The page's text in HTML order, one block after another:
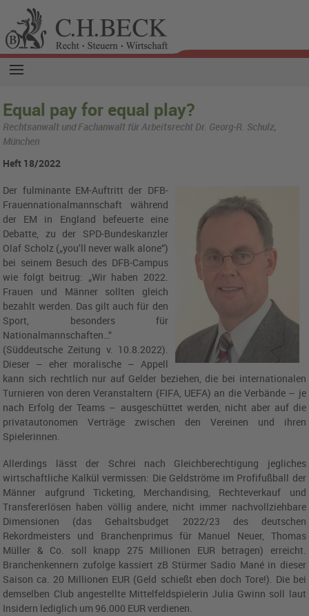
Equal pay for equal play?
Rechtsanwalt und Fachanwalt für Arbeitsrecht Dr. Georg-R. Schulz,
München
Heft 18/2022
Der fulminante EM-Auftritt der DFB-
Frauennationalmannschaft während
der EM in England befeuerte eine
Debatte, zu der SPD-Bundeskanzler
Olaf Scholz („you’ll never walk alone“)
bei seinem Besuch des DFB-Campus
wie folgt beitrug: „Wir haben 2022.
Frauen und Männer sollten gleich
bezahlt werden. Das gilt auch für den
Sport, besonders für
Nationalmannschaften…“
(Süddeutsche Zeitung v. 10.8.2022).
Dieser – eher moralische – Appell
kann sich rechtlich nur auf Gelder beziehen, die bei internationalen
Turnieren von deren Veranstaltern (FIFA, UEFA) an die Verbände – je
nach Erfolg der Teams – ausgeschüttet werden, nicht aber auf die
privatautonomen Verträge zwischen den Vereinen und ihren
Spielerinnen.
Allerdings lässt der Schrei nach Gleichberechtigung jegliches
wirtschaftliche Kalkül vermissen: Die Geldströme im Profifußball der
Männer aufgrund Ticketing, Merchandising, Rechteverkauf und
Transfererlösen haben völlig andere, nicht immer nachvollziehbare
Dimensionen (das Gehaltsbudget 2022/23 des deutschen
Rekordmeisters und Branchenprimus für Manuel Neuer, Thomas
Müller & Co. soll knapp 275 Millionen EUR betragen) erreicht.
Branchenkennern zufolge kassiert zB Stürmer Sadio Mané in dieser
Saison ca. 20 Millionen EUR (Geld schießt eben doch Tore!). Die bei
demselben Club angestellte Mittelfeldspielerin Julia Gwinn soll laut
Insidern lediglich um 96.000 EUR verdienen.